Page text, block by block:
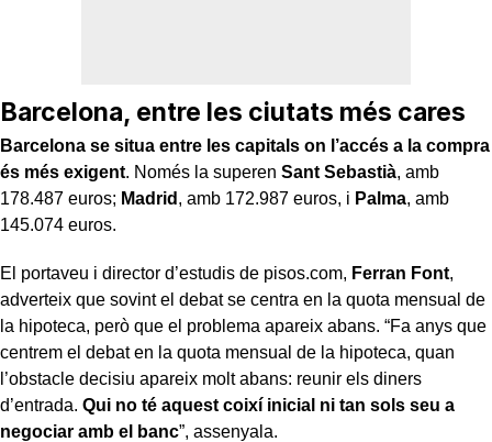
Barcelona, entre les ciutats més cares
Barcelona se situa entre les capitals on l’accés a la compra
és més exigent. Només la superen Sant Sebastià, amb
178.487 euros; Madrid , amb 172.987 euros, i Palma, amb
145.074 euros.
El portaveu i director d’estudis de pisos.com, Ferran Font,
adverteix que sovint el debat se centra en la quota mensual de
la hipoteca, però que el problema apareix abans. “Fa anys que
centrem el debat en la quota mensual de la hipoteca, quan
l’obstacle decisiu apareix molt abans: reunir els diners
d’entrada. Qui no té aquest coixí inicial ni tan sols seu a
negociar amb el banc”, assenyala.